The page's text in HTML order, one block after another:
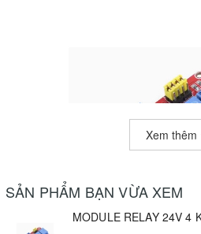
Xem thêm
SẢN PHẨM BẠN VỪA XEM
MODULE RELAY 24V 4